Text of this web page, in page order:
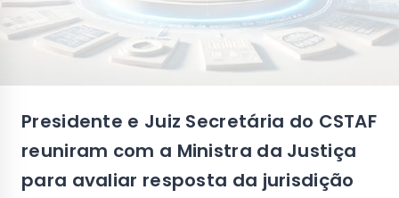
Presidente e Juiz Secretária do CSTAF
reuniram com a Ministra da Justiça
para avaliar resposta da jurisdição